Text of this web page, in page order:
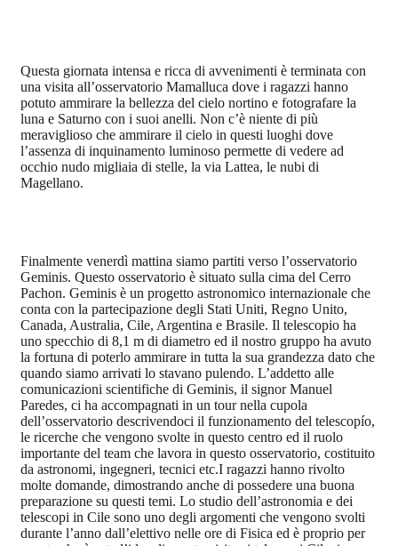
Questa giornata intensa e ricca di avvenimenti è terminata con
una visita all’osservatorio Mamalluca dove i ragazzi hanno
potuto ammirare la bellezza del cielo nortino e fotografare la
luna e Saturno con i suoi anelli. Non c’è niente di più
meraviglioso che ammirare il cielo in questi luoghi dove
l’assenza di inquinamento luminoso permette di vedere ad
occhio nudo migliaia di stelle, la via Lattea, le nubi di
Magellano.
Finalmente venerdì mattina siamo partiti verso l’osservatorio
Geminis. Questo osservatorio è situato sulla cima del Cerro
Pachon. Geminis è un progetto astronomico internazionale che
conta con la partecipazione degli Stati Uniti, Regno Unito,
Canada, Australia, Cile, Argentina e Brasile. Il telescopio ha
uno specchio di 8,1 m di diametro ed il nostro gruppo ha avuto
la fortuna di poterlo ammirare in tutta la sua grandezza dato che
quando siamo arrivati lo stavano pulendo. L’addetto alle
comunicazioni scientifiche di Geminis, il signor Manuel
Paredes, ci ha accompagnati in un tour nella cupola
dell’osservatorio descrivendoci il funzionamento del telescopío,
le ricerche che vengono svolte in questo centro ed il ruolo
importante del team che lavora in questo osservatorio, costituito
da astronomi, ingegneri, tecnici etc.I ragazzi hanno rivolto
molte domande, dimostrando anche di possedere una buona
preparazione su questi temi. Lo studio dell’astronomia e dei
telescopi in Cile sono uno degli argomenti che vengono svolti
durante l’anno dall’elettivo nelle ore di Fisica ed è proprio per